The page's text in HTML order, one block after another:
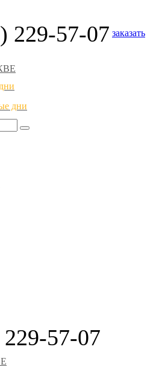
229-57-07 заказать
дни
57-07